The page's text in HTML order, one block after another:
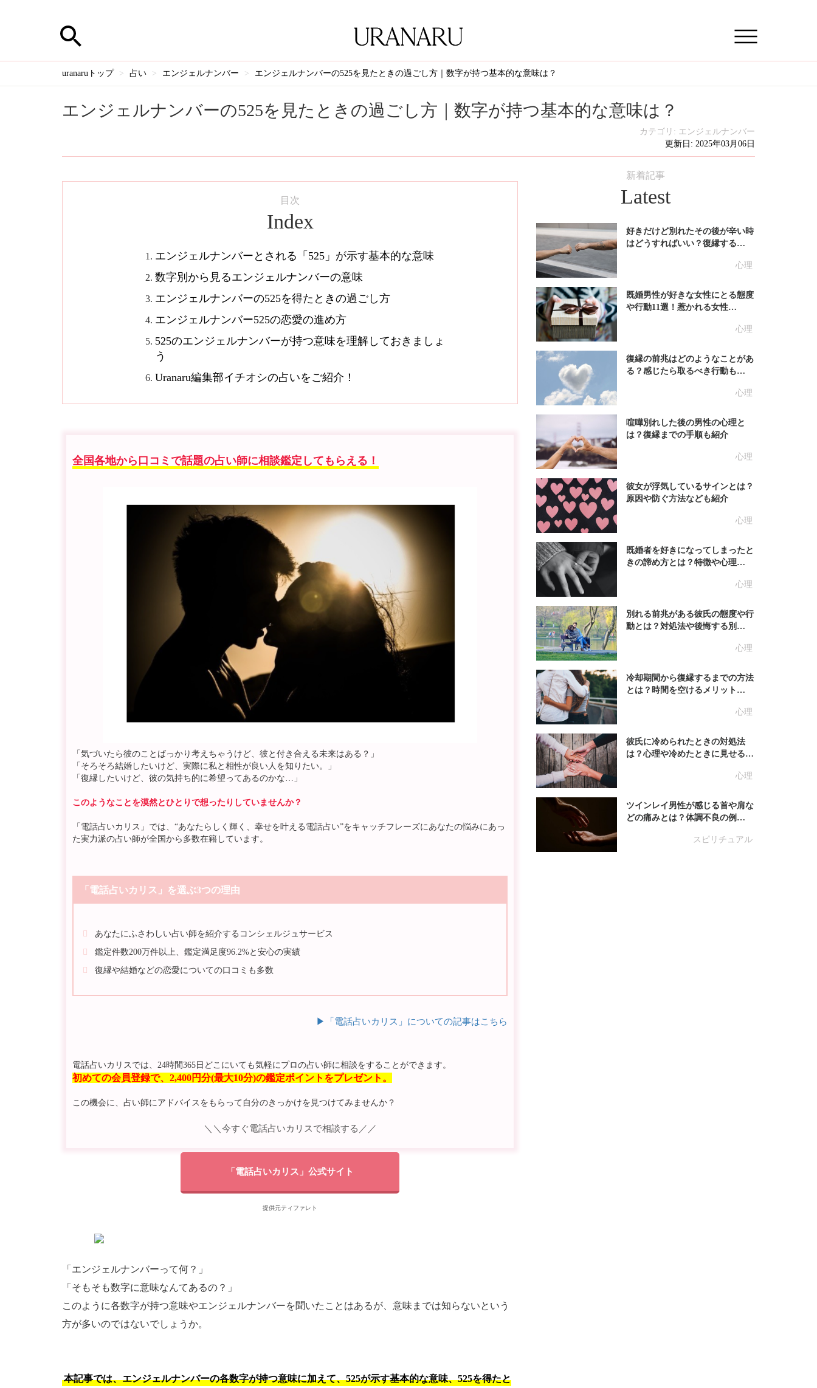
uranaruトップ 占い エンジェルナンバー エンジェルナンバーの525を見たときの過ごし方｜数字が持つ基本的な意味は？
エンジェルナンバーの525を見たときの過ごし方｜数字が持つ基本的な意味は？
カテゴリ: エンジェルナンバー
更新日: 2025年03月06日
目次
Index
エンジェルナンバーとされる「525」が示す基本的な意味
数字別から見るエンジェルナンバーの意味
エンジェルナンバーの525を得たときの過ごし方
エンジェルナンバー525の恋愛の進め方
525のエンジェルナンバーが持つ意味を理解しておきましょ
う
Uranaru編集部イチオシの占いをご紹介！
全国各地から口コミで話題の占い師に相談鑑定してもらえる！
「気づいたら彼のことばっかり考えちゃうけど、彼と付き合える未来はある？」
「そろそろ結婚したいけど、実際に私と相性が良い人を知りたい。」
「復縁したいけど、彼の気持ち的に希望ってあるのかな…」
このようなことを漠然とひとりで想ったりしていませんか？
「電話占いカリス」では、“あなたらしく輝く、幸せを叶える電話占い”をキャッチフレーズにあなたの悩みにあっ
た実力派の占い師が全国から多数在籍しています。
「電話占いカリス」を選ぶ3つの理由
あなたにふさわしい占い師を紹介するコンシェルジュサービス
鑑定件数200万件以上、鑑定満足度96.2%と安心の実績
復縁や結婚などの恋愛についての口コミも多数
▶︎「電話占いカリス」についての記事はこちら
電話占いカリスでは、24時間365日どこにいても気軽にプロの占い師に相談をすることができます。
初めての会員登録で、2,400円分(最大10分)の鑑定ポイントをプレゼント。
この機会に、占い師にアドバイスをもらって自分のきっかけを見つけてみませんか？
＼＼今すぐ電話占いカリスで相談する／／
「電話占いカリス」公式サイト
提供元ティファレト
「エンジェルナンバーって何？」
「そもそも数字に意味なんてあるの？」
このように各数字が持つ意味やエンジェルナンバーを聞いたことはあるが、意味までは知らないという
方が多いのではないでしょうか。
本記事では、エンジェルナンバーの各数字が持つ意味に加えて、525が示す基本的な意味、525を得たと
新着記事
Latest
心理
好きだけど別れたその後が辛い時
はどうすればいい？復縁する…
心理
既婚男性が好きな女性にとる態度
や行動11選！惹かれる女性…
心理
復縁の前兆はどのようなことがあ
る？感じたら取るべき行動も…
心理
喧嘩別れした後の男性の心理と
は？復縁までの手順も紹介
心理
彼女が浮気しているサインとは？
原因や防ぐ方法なども紹介
心理
既婚者を好きになってしまったと
きの諦め方とは？特徴や心理…
心理
別れる前兆がある彼氏の態度や行
動とは？対処法や後悔する別…
心理
冷却期間から復縁するまでの方法
とは？時間を空けるメリット…
心理
彼氏に冷められたときの対処法
は？心理や冷めたときに見せる…
スピリチュアル
ツインレイ男性が感じる首や肩な
どの痛みとは？体調不良の例…